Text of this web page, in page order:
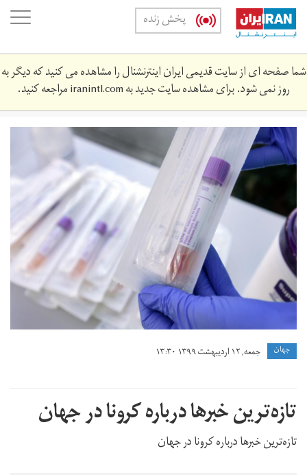
Skip
main
content
پخش زنده
شما صفحه ای از سایت قدیمی ایران اینترنشنال را مشاهده می کنید که دیگر به
روز نمی شود. برای مشاهده سایت جدید بهiranintl.comمراجعه کنید.
khrwn.jpg
جهان جمعه, ۱۲ اردیبهشت ۱۳۹۹ ۱۳:۳۰
تازه‌ترین خبرها درباره کرونا در جهان
تازه‌ترین خبرها درباره کرونا در جهان